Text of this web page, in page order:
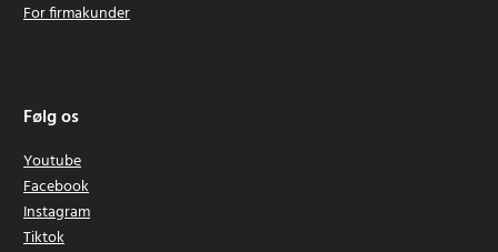
For firmakunder
Følg os
Youtube
Facebook
Instagram
Tiktok